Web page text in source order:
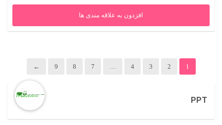
افزدون به علاقه مندی ها
1
2
3
4
7
8
9
←
PPT